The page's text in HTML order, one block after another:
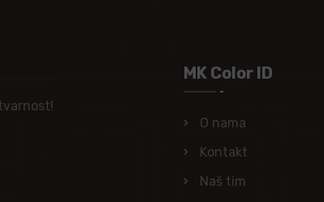
MK Color ID
O nama
Kontakt
Naš tim